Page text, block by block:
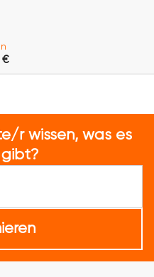
€
r wissen, was es
gibt?